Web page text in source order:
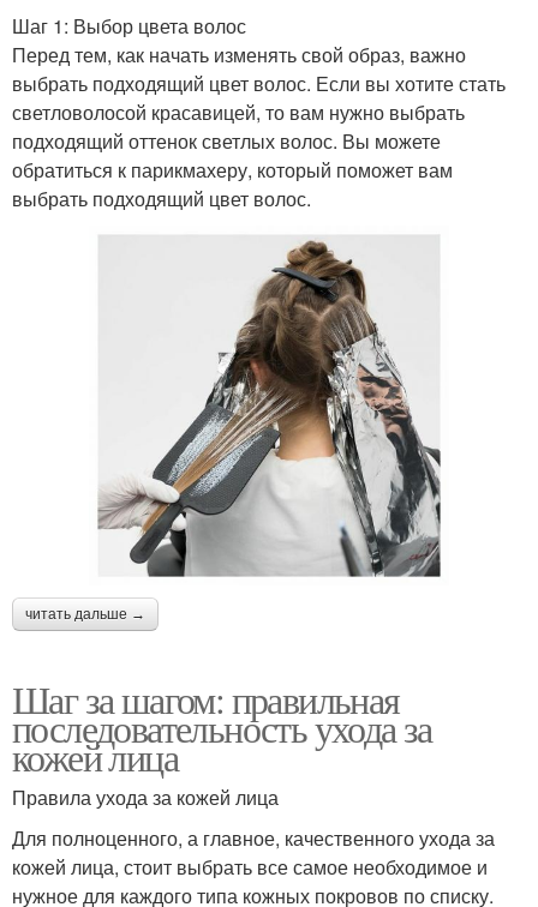
Шаг 1: Выбор цвета волос
Перед тем, как начать изменять свой образ, важно
выбрать подходящий цвет волос. Если вы хотите стать
светловолосой красавицей, то вам нужно выбрать
подходящий оттенок светлых волос. Вы можете
обратиться к парикмахеру, который поможет вам
выбрать подходящий цвет волос.
читать дальше →
Шаг за шагом: правильная
последовательность ухода за
кожей лица
Правила ухода за кожей лица
Для полноценного, а главное, качественного ухода за
кожей лица, стоит выбрать все самое необходимое и
нужное для каждого типа кожных покровов по списку.